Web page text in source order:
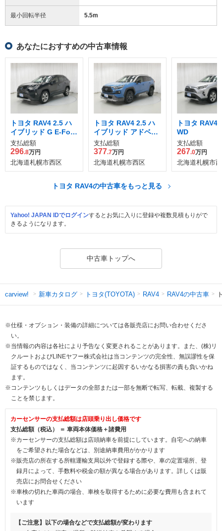
最小回転半径 5.5m
あなたにおすすめの中古車情報
トヨタ RAV4 2.5 ハ
イブリッド G E-Four
4WD
支払総額
296.8万円
北海道札幌市西区
トヨタ RAV4 2.5 ハ
イブリッド アドベン
チャー E-Four 4WD
支払総額
377.7万円
北海道札幌市西区
トヨタ RAV4
WD
支払総額
267.0万円
北海道札幌市
トヨタ RAV4の中古車をもっと見る
Yahoo! JAPAN IDでログインするとお気に入りに登録や複数見積もりがで
きるようになります。
中古車トップへ
carview! 新車カタログ トヨタ(TOYOTA) RAV4 RAV4の中古車
※仕様・オプション・装備の詳細については各販売店にお問い合わせくださ
い。
※当情報の内容は各社により予告なく変更されることがあります。また、(株)リ
クルートおよびLINEヤフー株式会社は当コンテンツの完全性、無誤謬性を保
証するものではなく、当コンテンツに起因するいかなる損害の責も負いかね
ます。
※コンテンツもしくはデータの全部または一部を無断で転写、転載、複製する
ことを禁じます。
カーセンサーの支払総額は店頭乗り出し価格です
支払総額（税込） ＝ 車両本体価格＋諸費用
※カーセンサーの支払総額は店頭納車を前提にしています。自宅への納車
をご希望された場合などは、別途納車費用がかかります
※販売店の所在する所轄運輸支局以外で登録する際や、車の定置場所、登
録月によって、手数料や税金の額が異なる場合があります。詳しくは販
売店にお問合せください
※車検の切れた車両の場合、車検を取得するために必要な費用も含まれて
います
【ご注意】以下の場合などで支払総額が変わります